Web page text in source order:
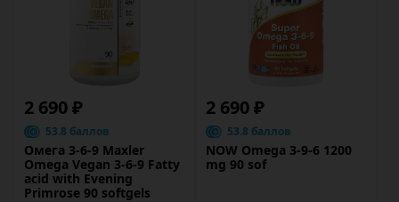
2 690 ₽
53.8 баллов
Омега 3-6-9 Maxler
Omega Vegan 3-6-9 Fatty
acid with Evening
Primrose 90 softgels
2 690 ₽
53.8 баллов
NOW Omega 3-9-6 1200
mg 90 sof